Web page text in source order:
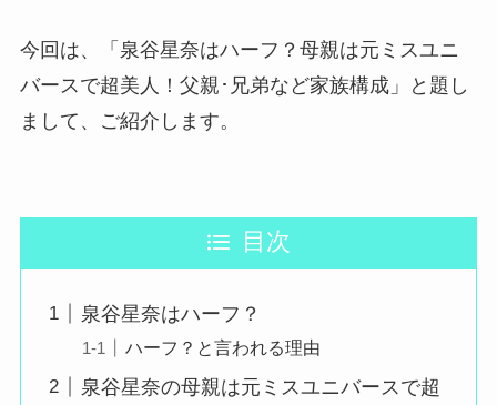
今回は、「泉谷星奈はハーフ？母親は元ミスユニ
バースで超美人！父親･兄弟など家族構成」と題し
まして、ご紹介します。
目次
泉谷星奈はハーフ？
ハーフ？と言われる理由
泉谷星奈の母親は元ミスユニバースで超